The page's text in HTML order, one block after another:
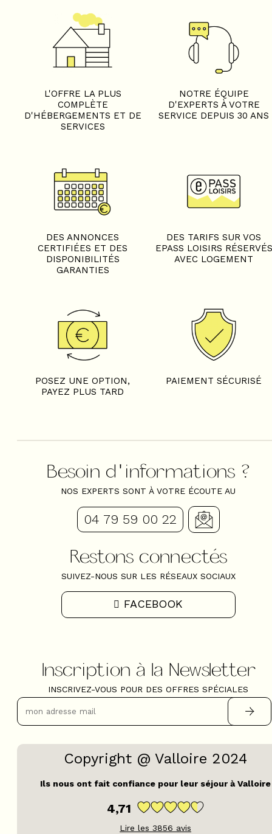
L'OFFRE LA PLUS
COMPLÈTE
D'HÉBERGEMENTS ET DE
SERVICES
NOTRE ÉQUIPE
D'EXPERTS À VOTRE
SERVICE DEPUIS 30 ANS
DES ANNONCES
CERTIFIÉES ET DES
DISPONIBILITÉS
GARANTIES
DES TARIFS SUR VOS
EPASS LOISIRS RÉSERVÉS
AVEC LOGEMENT
POSEZ UNE OPTION,
PAYEZ PLUS TARD
PAIEMENT SÉCURISÉ
Besoin d'informations ?
NOS EXPERTS SONT À VOTRE ÉCOUTE AU
04 79 59 00 22
Restons connectés
SUIVEZ-NOUS SUR LES RÉSEAUX SOCIAUX
FACEBOOK
Inscription à la Newsletter
INSCRIVEZ-VOUS POUR DES OFFRES SPÉCIALES
Copyright @ Valloire 2024
Ils nous ont fait confiance pour leur séjour à Valloire
4,71
Lire les 3856 avis